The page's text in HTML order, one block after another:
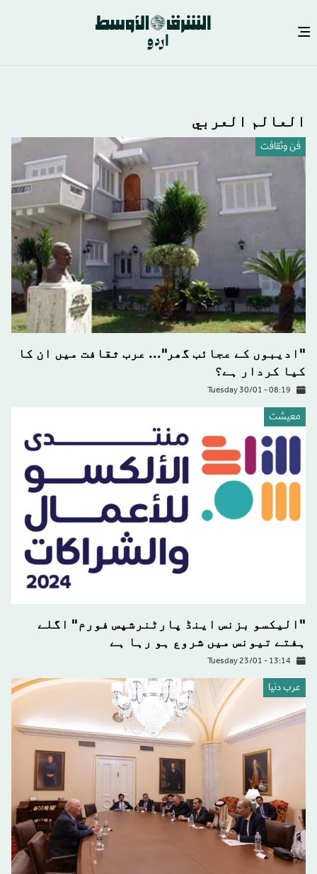
main
content
العالم العربي
فن وثقافت
"ادیبوں کے عجائب گھر"... عرب ثقافت میں ان کا
کیا کردار ہے؟
Tuesday 30/01 - 08:19
معيشت
"الیکسو بزنس اینڈ پارٹنرشپس فورم" اگلے
ہفتے تیونس میں شروع ہو رہا ہے
Tuesday 23/01 - 13:14
عرب دنیا